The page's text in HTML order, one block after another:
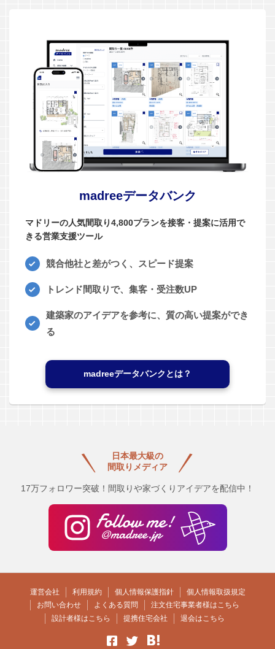
madreeデータバンク
マドリーの人気間取り4,800プランを接客・提案に活用で
きる営業支援ツール
競合他社と差がつく、スピード提案
トレンド間取りで、集客・受注数UP
建築家のアイデアを参考に、質の高い提案ができ
る
madreeデータバンクとは？
日本最大級の
間取りメディア
17万フォロワー突破！間取りや家づくりアイデアを配信中！
運営会社 利用規約 個人情報保護指針
個人情報取扱規定
お問い合わせ
よくある質問
注文住宅事業者様はこちら
設計者様はこちら
提携住宅会社 退会はこちら